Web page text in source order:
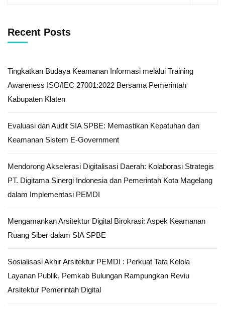
Recent Posts
Tingkatkan Budaya Keamanan Informasi melalui Training
Awareness ISO/IEC 27001:2022 Bersama Pemerintah
Kabupaten Klaten
Evaluasi dan Audit SIA SPBE: Memastikan Kepatuhan dan
Keamanan Sistem E-Government
Mendorong Akselerasi Digitalisasi Daerah: Kolaborasi Strategis
PT. Digitama Sinergi Indonesia dan Pemerintah Kota Magelang
dalam Implementasi PEMDI
Mengamankan Arsitektur Digital Birokrasi: Aspek Keamanan
Ruang Siber dalam SIA SPBE
Sosialisasi Akhir Arsitektur PEMDI : Perkuat Tata Kelola
Layanan Publik, Pemkab Bulungan Rampungkan Reviu
Arsitektur Pemerintah Digital